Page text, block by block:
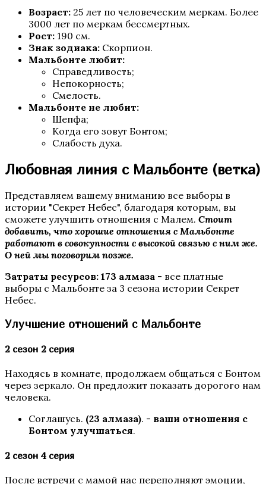
Пропавшие
Шифр Шекспира
Возраст: 25 лет по человеческим меркам. Более
3000 лет по меркам бессмертных.
Рост: 190 см.
Знак зодиака: Скорпион.
Мальбонте любит:
Справедливость;
Непокорность;
Смелость.
Мальбонте не любит:
Шепфа;
Когда его зовут Бонтом;
Слабость духа.
Любовная линия с Мальбонте (ветка)
Представляем вашему вниманию все выборы в
истории "Секрет Небес", благодаря которым, вы
сможете улучшить отношения с Малем. Стоит
добавить, что хорошие отношения с Мальбонте
работают в совокупности с высокой связью с ним же.
О ней мы поговорим позже.
Затраты ресурсов: 173 алмаза - все платные
выборы с Мальбонте за 3 сезона истории Секрет
Небес.
Улучшение отношений с Мальбонте
2 сезон 2 серия
Находясь в комнате, продолжаем общаться с Бонтом
через зеркало. Он предложит показать дорогого нам
человека.
Соглашусь. (23 алмаза). - ваши отношения с
Бонтом улучшаться.
2 сезон 4 серия
После встречи с мамой нас переполняют эмоции,